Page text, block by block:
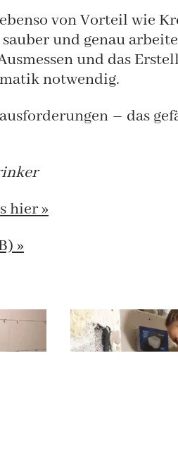
von Vorteil wie
und genau
und das
notwendig.
– das
hier »
»